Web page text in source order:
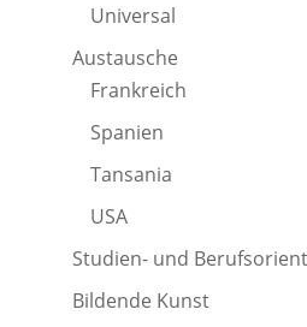
Universal
Austausche
Frankreich
Spanien
Tansania
USA
Studien- und
Bildende Kunst